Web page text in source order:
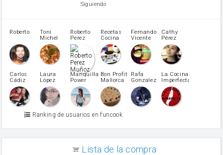
Opcional: Azúcar avainillado
patatas
pimiento rojo
Pimentón
pimiento verde
miel
vino blanco
Azúcar glass
Azúcar moreno
Zumo de limón
arroz
Siguiendo
Roberto
Toni
Michel
Caubet
Roberto
Perez
Muñoz
Recetas
Cocina
Fernando
Vicente
Cathy
Pérez
Carlos
Cádiz
Laura
López
Martínez
Mariquilla
Power
Bon Profit
Mallorca
Rafa
Gonzalez
La Cocina
Imperfecta
Ranking de usuarios en funcook
Lista de la compra